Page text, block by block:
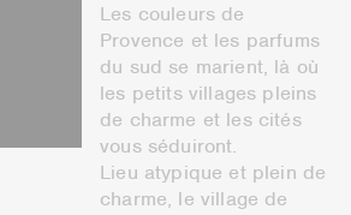
Les couleurs de
Provence et les parfums
du sud se marient, là où
les petits villages pleins
de charme et les cités
vous séduiront.
Lieu atypique et plein de
charme, le village de